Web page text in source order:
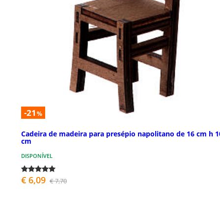
-21 %
Cadeira de madeira para presépio napolitano de 16 cm h
cm
DISPONÍVEL
€ 6,09 € 7,70